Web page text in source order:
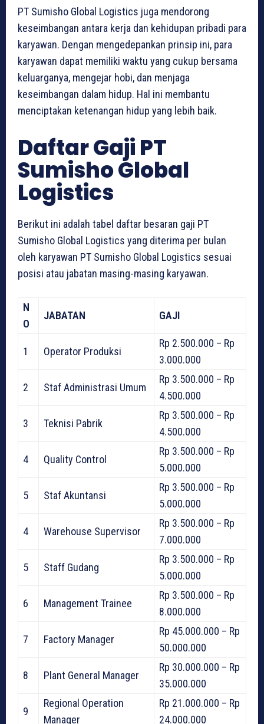
PT Sumisho Global Logistics juga mendorong
keseimbangan antara kerja dan kehidupan pribadi para
karyawan. Dengan mengedepankan prinsip ini, para
karyawan dapat memiliki waktu yang cukup bersama
keluarganya, mengejar hobi, dan menjaga
keseimbangan dalam hidup. Hal ini membantu
menciptakan ketenangan hidup yang lebih baik.
Daftar Gaji PT
Sumisho Global
Logistics
Berikut ini adalah tabel daftar besaran gaji PT
Sumisho Global Logistics yang diterima per bulan
oleh karyawan PT Sumisho Global Logistics sesuai
posisi atau jabatan masing-masing karyawan.
N
O
JABATAN GAJI
1 Operator Produksi
Rp 2.500.000 – Rp
3.000.000
2 Staf Administrasi Umum
Rp 3.500.000 – Rp
4.500.000
3 Teknisi Pabrik
Rp 3.500.000 – Rp
4.500.000
4 Quality Control
Rp 3.500.000 – Rp
5.000.000
5 Staf Akuntansi
Rp 3.500.000 – Rp
5.000.000
4 Warehouse Supervisor
Rp 3.500.000 – Rp
7.000.000
5 Staff Gudang
Rp 3.500.000 – Rp
5.000.000
6 Management Trainee
Rp 3.500.000 – Rp
8.000.000
7 Factory Manager
Rp 45.000.000 – Rp
50.000.000
8 Plant General Manager
Rp 30.000.000 – Rp
35.000.000
9
Regional Operation
Manager
Rp 21.000.000 – Rp
24.000.000